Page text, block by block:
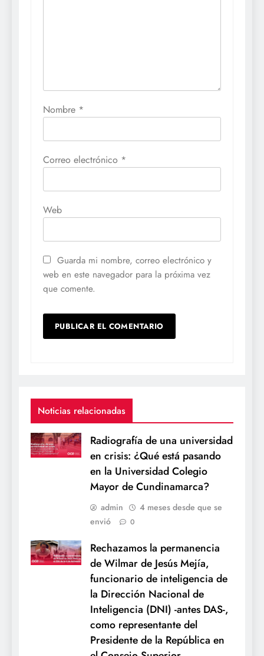
Nombre *
Correo electrónico *
Web
Guarda mi nombre, correo electrónico y
web en este navegador para la próxima vez
que comente.
Noticias relacionadas
Radiografía de una universidad
en crisis: ¿Qué está pasando
en la Universidad Colegio
Mayor de Cundinamarca?
admin
4 meses desde que se
envió
0
Rechazamos la permanencia
de Wilmar de Jesús Mejía,
funcionario de inteligencia de
la Dirección Nacional de
Inteligencia (DNI) -antes DAS-,
como representante del
Presidente de la República en